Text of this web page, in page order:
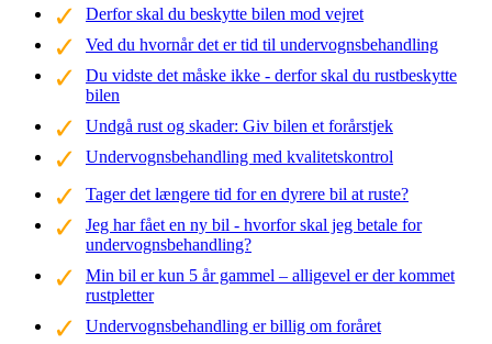
Derfor skal du beskytte bilen mod vejret
Ved du hvornår det er tid til undervognsbehandling
Du vidste det måske ikke - derfor skal du rustbeskytte
bilen
Undgå rust og skader: Giv bilen et forårstjek
Undervognsbehandling med kvalitetskontrol
Tager det længere tid for en dyrere bil at ruste?
Jeg har fået en ny bil - hvorfor skal jeg betale for
undervognsbehandling?
Min bil er kun 5 år gammel – alligevel er der kommet
rustpletter
Undervognsbehandling er billig om foråret